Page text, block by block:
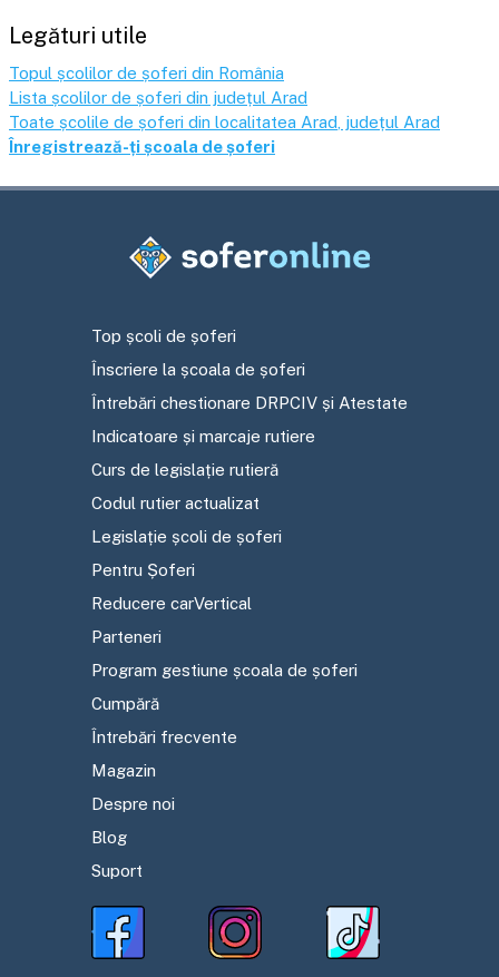
Legături utile
Topul școlilor de șoferi din România
Lista școlilor de șoferi din județul Arad
Toate școlile de șoferi din localitatea Arad , județul Arad
Înregistrează-ți școala de șoferi
Top școli de șoferi
Înscriere la școala de șoferi
Întrebări chestionare DRPCIV și Atestate
Indicatoare și marcaje rutiere
Curs de legislație rutieră
Codul rutier actualizat
Legislație școli de șoferi
Pentru Șoferi
Reducere carVertical
Parteneri
Program gestiune școala de șoferi
Cumpără
Întrebări frecvente
Magazin
Despre noi
Blog
Suport